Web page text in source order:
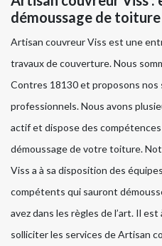
démoussage de
Artisan couvreur Viss est une
travaux de couverture. Nous
Contres 18130 et proposons nos
professionnels. Nous avons
actif et dispose des
démoussage de votre toiture.
Viss a à sa disposition des
compétents qui sauront
avez dans les règles de l’art. Il
solliciter les services de Artisan